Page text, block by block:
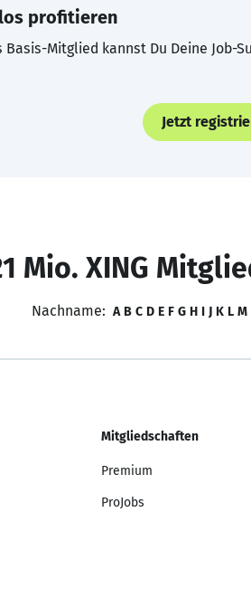
profitieren
Basis-Mitglied kannst Du Deine Job-
Jetzt
Mio. XING
Nachname: A B C D E F G H I J K L M
Mitgliedschaften
Premium
ProJobs